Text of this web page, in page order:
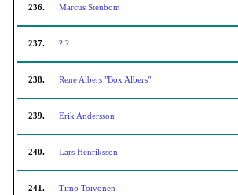
236. Marcus Stenbom
237. ? ?
238. Rene Albers "Box Albers"
239. Erik Andersson
240. Lars Henriksson
241. Timo Toivonen